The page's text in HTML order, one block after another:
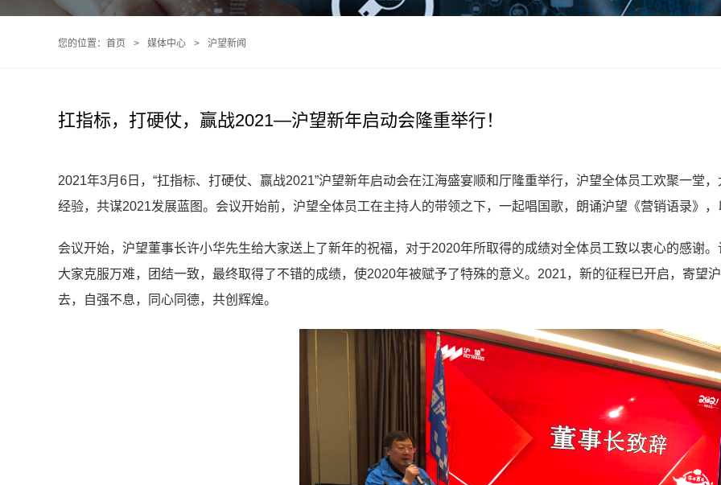
您的位置： 首页 > 媒体中心 > 沪望新闻
扛指标，打硬仗，赢战2021—沪望新年启动会隆重举行！
2021年3月6日，“扛指标、打硬仗、赢战2021”沪望新年启动会在江海盛宴顺和厅隆重举行，沪望全体员工欢聚一堂
经验，共谋2021发展蓝图。会议开始前，沪望全体员工在主持人的带领之下，一起唱国歌，朗诵沪望《营销语录》
会议开始，沪望董事长许小华先生给大家送上了新年的祝福，对于2020年所取得的成绩对全体员工致以衷心的感谢
大家克服万难，团结一致，最终取得了不错的成绩，使2020年被赋予了特殊的意义。2021，新的征程已开启，寄望
去，自强不息，同心同德，共创辉煌。